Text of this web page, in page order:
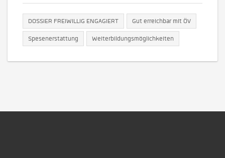
DOSSIER FREIWILLIG ENGAGIERT Gut erreichbar mit ÖV
Spesenerstattung Weiterbildungsmöglichkeiten